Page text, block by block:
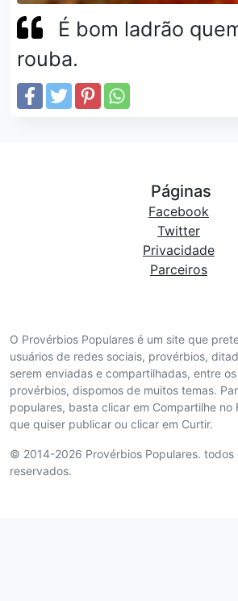
É bom ladrão
rouba.
O Provérbios Populares é um site que
usuários de redes sociais, provérbios,
serem enviadas e compartilhadas, entre
provérbios, dispomos de muitos temas.
populares, basta clicar em Compartilhe
que quiser publicar ou clicar em Curtir.
© 2014-2026 Provérbios Populares. todos
reservados.
Páginas
Facebook
Twitter
Privacidade
Parceiros